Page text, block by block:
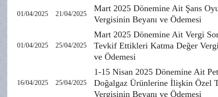
01/04/2025 21/04/2025
Mart 2025 Dönemine Ait Şans
Vergisinin Beyanı ve Ödemesi
01/04/2025 25/04/2025
Mart 2025 Dönemine Ait Vergi
Tevkif Ettikleri Katma Değer
ve Ödemesi
16/04/2025 25/04/2025
1-15 Nisan 2025 Dönemine Ait
Doğalgaz Ürünlerine İlişkin Özel
Vergisinin Beyanı ve Ödemesi